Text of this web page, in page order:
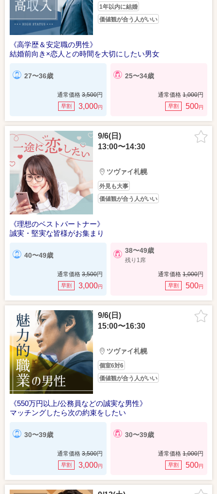
1年以内に結婚
価値観が合う人がいい
《高学歴＆安定職の男性》
結婚前向き×恋人との時間を大切にしたい男女
27〜36歳
通常価格 3,500円
早割 3,000円
25〜34歳
通常価格 1,000円
早割 500円
9/6(日)
13:00〜14:30
ツヴァイ札幌
外見も大事
価値観が合う人がいい
《理想のベストパートナー》
誠実・堅実な皆様がお集まり
40〜49歳
通常価格 3,500円
早割 3,000円
38〜49歳
残り1席
通常価格 1,000円
早割 500円
9/6(日)
15:00〜16:30
ツヴァイ札幌
個室6対6
価値観が合う人がいい
《550万円以上/公務員などの誠実な男性》
マッチングしたら次の約束をしたい
30〜39歳
通常価格 3,500円
早割 3,000円
30〜39歳
通常価格 1,000円
早割 500円